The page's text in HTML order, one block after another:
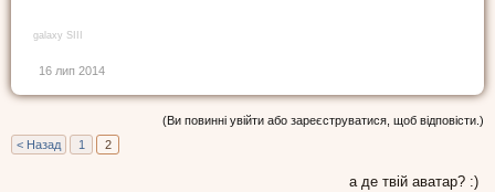
galaxy SIII
16 лип 2014
(Ви повинні увійти або зареєструватися, щоб відповісти.)
< Назад
1 2
а де твій аватар? :)